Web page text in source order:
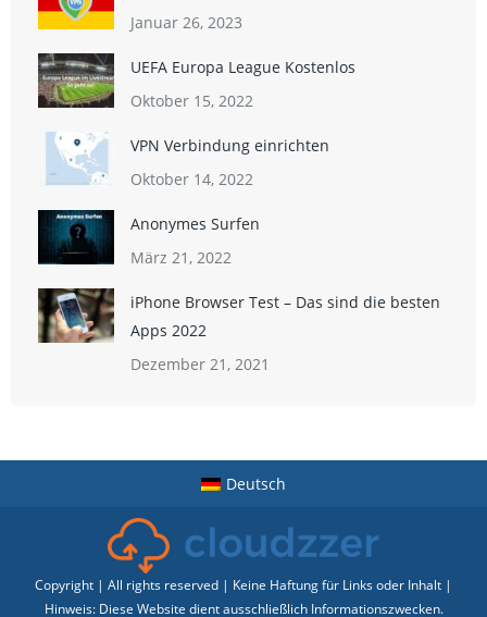
Januar 26, 2023
UEFA Europa League Kostenlos
Oktober 15, 2022
VPN Verbindung einrichten
Oktober 14, 2022
Anonymes Surfen
März 21, 2022
iPhone Browser Test – Das sind die besten
Apps 2022
Dezember 21, 2021
Deutsch
Copyright | All rights reserved | Keine Haftung für Links oder Inhalt |
Hinweis: Diese Website dient ausschließlich Informationszwecken.